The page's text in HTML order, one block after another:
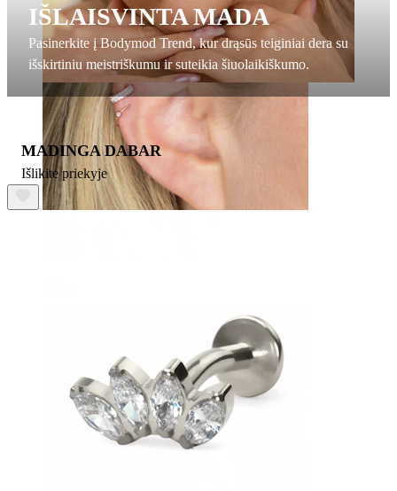
IŠLAISVINTA MADA
Pasinerkite į Bodymod Trend, kur drąsūs teiginiai dera su
išskirtiniu meistriškumu ir suteikia šiuolaikiškumo.
MADINGA DABAR
Išlikite priekyje